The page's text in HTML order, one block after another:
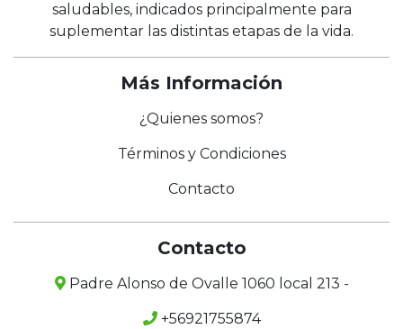
saludables, indicados principalmente para
suplementar las distintas etapas de la vida.
Más Información
¿Quienes somos?
Términos y Condiciones
Contacto
Contacto
Padre Alonso de Ovalle 1060 local 213 -
+56921755874